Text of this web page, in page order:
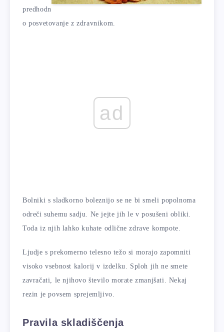
predhodn
o posvetovanje z zdravnikom.
ad
Bolniki s sladkorno boleznijo se ne bi smeli popolnoma
odreči suhemu sadju. Ne jejte jih le v posušeni obliki.
Toda iz njih lahko kuhate odlične zdrave kompote.
Ljudje s prekomerno telesno težo si morajo zapomniti
visoko vsebnost kalorij v izdelku. Sploh jih ne smete
zavračati, le njihovo število morate zmanjšati. Nekaj ​​
rezin je povsem sprejemljivo.
Pravila skladiščenja